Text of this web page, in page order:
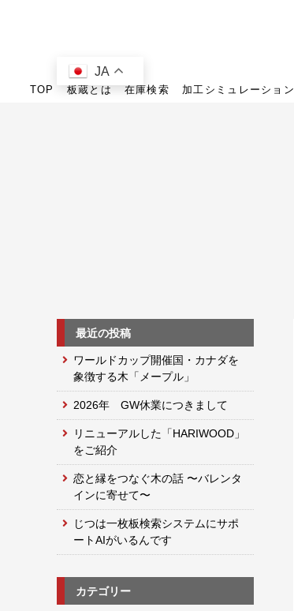
JA
TOP 板蔵とは 在庫検索 加工シミュレーション
最近の投稿
ワールドカップ開催国・カナダを
象徴する木「メープル」
2026年 GW休業につきまして
リニューアルした「HARIWOOD」
をご紹介
恋と縁をつなぐ木の話 〜バレンタ
インに寄せて〜
じつは一枚板検索システムにサポ
ートAIがいるんです
カテゴリー